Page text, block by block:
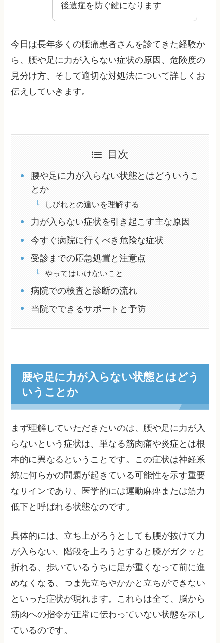
後遺症を防ぐ鍵になります
今日は長年多くの腰痛患者さんを診てきた経験か
ら、腰や足に力が入らない症状の原因、危険度の
見分け方、そして適切な対処法について詳しくお
伝えしていきます。
目次
腰や足に力が入らない状態とはどういうこ
とか
しびれとの違いを理解する
力が入らない症状を引き起こす主な原因
今すぐ病院に行くべき危険な症状
受診までの応急処置と注意点
やってはいけないこと
病院での検査と診断の流れ
当院でできるサポートと予防
腰や足に力が入らない状態とはどう
いうことか
まず理解していただきたいのは、腰や足に力が入
らないという症状は、単なる筋肉痛や炎症とは根
本的に異なるということです。この症状は神経系
統に何らかの問題が起きている可能性を示す重要
なサインであり、医学的には運動麻痺または筋力
低下と呼ばれる状態なのです。
具体的には、立ち上がろうとしても腰が抜けて力
が入らない、階段を上ろうとすると膝がガクッと
折れる、歩いているうちに足が重くなって前に進
めなくなる、つま先立ちやかかと立ちができない
といった症状が現れます。これらは全て、脳から
筋肉への指令が正常に伝わっていない状態を示し
ているのです。